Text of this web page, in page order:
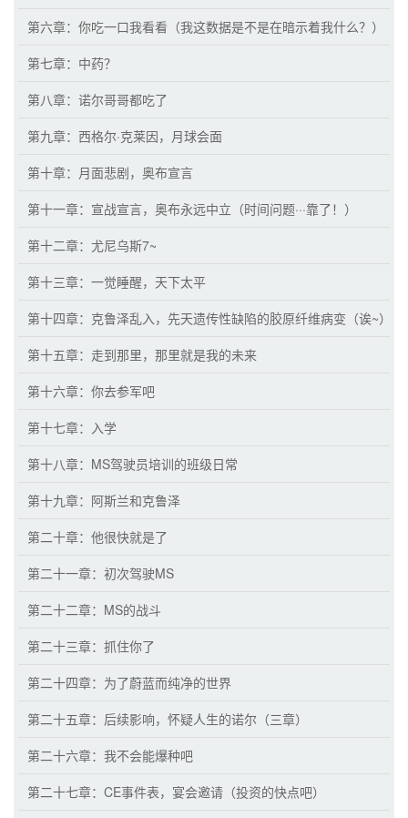
第六章：你吃一口我看看（我这数据是不是在暗示着我什么？）
第七章：中药？
第八章：诺尔哥哥都吃了
第九章：西格尔·克莱因，月球会面
第十章：月面悲剧，奥布宣言
第十一章：宣战宣言，奥布永远中立（时间问题···靠了！）
第十二章：尤尼乌斯7~
第十三章：一觉睡醒，天下太平
第十四章：克鲁泽乱入，先天遗传性缺陷的胶原纤维病变（诶~）
第十五章：走到那里，那里就是我的未来
第十六章：你去参军吧
第十七章：入学
第十八章：MS驾驶员培训的班级日常
第十九章：阿斯兰和克鲁泽
第二十章：他很快就是了
第二十一章：初次驾驶MS
第二十二章：MS的战斗
第二十三章：抓住你了
第二十四章：为了蔚蓝而纯净的世界
第二十五章：后续影响，怀疑人生的诺尔（三章）
第二十六章：我不会能爆种吧
第二十七章：CE事件表，宴会邀请（投资的快点吧）